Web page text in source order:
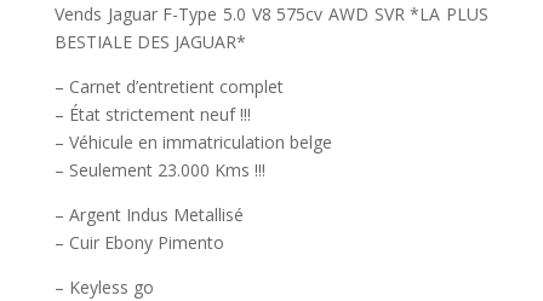
Vends Jaguar F-Type 5.0 V8 575cv AWD SVR *LA PLUS
BESTIALE DES JAGUAR*
– Carnet d’entretient complet
– État strictement neuf !!!
– Véhicule en immatriculation belge
– Seulement 23.000 Kms !!!
– Argent Indus Metallisé
– Cuir Ebony Pimento
– Keyless go